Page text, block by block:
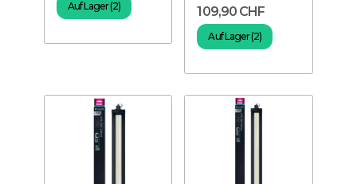
Auf Lager (2)
109,90 CHF
Auf Lager (2)